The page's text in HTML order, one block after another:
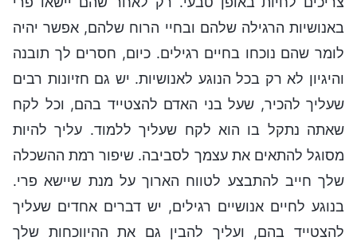
באנושיות הרגילה שלהם ובחיי הרוח שלהם, אפשר יהיה
לומר שהם נוכחו בחיים רגילים. כיום, חסרים לך תובנה
והיגיון לא רק בכל הנוגע לאנושיות. יש גם חזיונות רבים
שעליך להכיר, שעל בני האדם להצטייד בהם, וכל לקח
שאתה נתקל בו הוא לקח שעליך ללמוד. עליך להיות
מסוגל להתאים את עצמך לסביבה. שיפור רמת ההשכלה
שלך חייב להתבצע לטווח הארוך על מנת שיישא פרי.
בנוגע לחיים אנושיים רגילים, יש דברים אחדים שעליך
להצטייד בהם, ועליך להבין גם את ההיווכחות שלך